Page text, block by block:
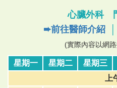
心臟外科
➨前往醫師介紹│
(實際內容以網
星期一 星期二 星期三
上